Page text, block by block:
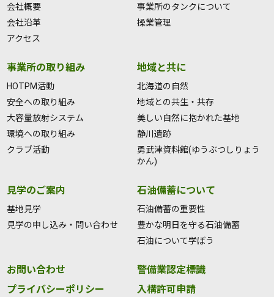
会社概要
会社沿革
アクセス
事業所のタンクについて
操業管理
事業所の取り組み
HOTPM活動
安全への取り組み
大容量放射システム
環境への取り組み
クラブ活動
地域と共に
北海道の自然
地域との共生・共存
美しい自然に抱かれた基地
静川遺跡
勇武津資料館(ゆうぶつしりょう
かん)
見学のご案内
基地見学
見学の申し込み・問い合わせ
石油備蓄について
石油備蓄の重要性
豊かな明日を守る石油備蓄
石油について学ぼう
お問い合わせ
プライバシーポリシー
警備業認定標識
入構許可申請